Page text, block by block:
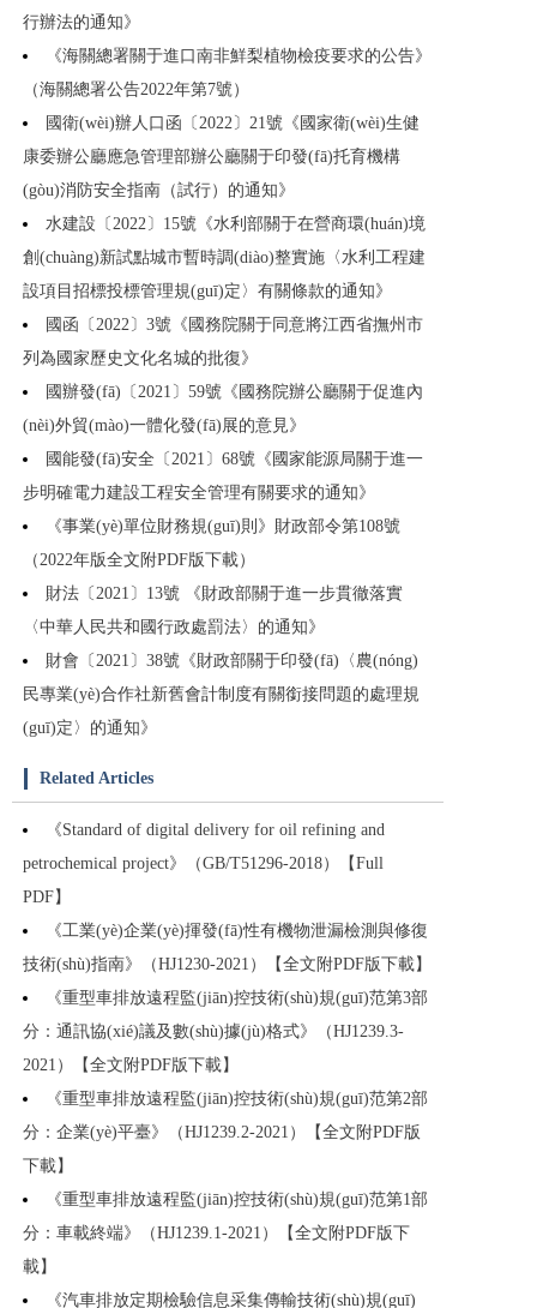
行辦法的通知》
《海關總署關于進口南非鮮梨植物檢疫要求的公告》
（海關總署公告2022年第7號）
國衛(wèi)辦人口函〔2022〕21號《國家衛(wèi)生健
康委辦公廳應急管理部辦公廳關于印發(fā)托育機構
(gòu)消防安全指南（試行）的通知》
水建設〔2022〕15號《水利部關于在營商環(huán)境
創(chuàng)新試點城市暫時調(diào)整實施〈水利工程建
設項目招標投標管理規(guī)定〉有關條款的通知》
國函〔2022〕3號《國務院關于同意將江西省撫州市
列為國家歷史文化名城的批復》
國辦發(fā)〔2021〕59號《國務院辦公廳關于促進內
(nèi)外貿(mào)一體化發(fā)展的意見》
國能發(fā)安全〔2021〕68號《國家能源局關于進一
步明確電力建設工程安全管理有關要求的通知》
《事業(yè)單位財務規(guī)則》財政部令第108號
（2022年版全文附PDF版下載）
財法〔2021〕13號 《財政部關于進一步貫徹落實
〈中華人民共和國行政處罰法〉的通知》
財會〔2021〕38號《財政部關于印發(fā)〈農(nóng)
民專業(yè)合作社新舊會計制度有關銜接問題的處理規
(guī)定〉的通知》
Related Articles
《Standard of digital delivery for oil refining and
petrochemical project》（GB/T51296-2018）【Full
PDF】
《工業(yè)企業(yè)揮發(fā)性有機物泄漏檢測與修復
技術(shù)指南》（HJ1230-2021）【全文附PDF版下載】
《重型車排放遠程監(jiān)控技術(shù)規(guī)范第3部
分：通訊協(xié)議及數(shù)據(jù)格式》（HJ1239.3-
2021）【全文附PDF版下載】
《重型車排放遠程監(jiān)控技術(shù)規(guī)范第2部
分：企業(yè)平臺》（HJ1239.2-2021）【全文附PDF版
下載】
《重型車排放遠程監(jiān)控技術(shù)規(guī)范第1部
分：車載終端》（HJ1239.1-2021）【全文附PDF版下
載】
《汽車排放定期檢驗信息采集傳輸技術(shù)規(guī)